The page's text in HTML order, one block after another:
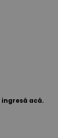
ingresá acá.